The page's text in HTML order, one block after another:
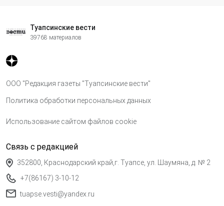
Туапсинские вести
39768 материалов
ООО "Редакция газеты "Туапсинские вести"
Политика обработки персональных данных
Использование сайтом файлов cookie
Связь с редакцией
352800, Краснодарский край,г. Туапсе, ул. Шаумяна, д. № 2
+7(86167) 3-10-12
tuapse.vesti@yandex.ru